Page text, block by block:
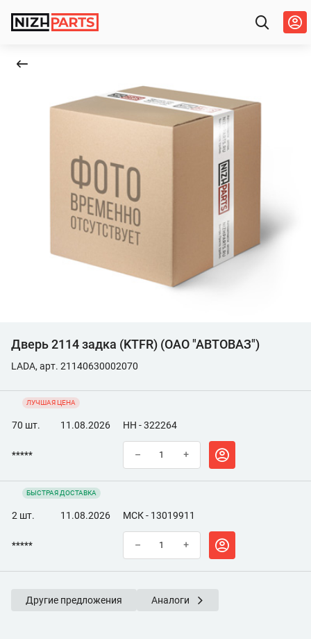
Дверь 2114 задка (KTFR) (ОАО "АВТОВАЗ")
LADA, арт. 21140630002070
ЛУЧШАЯ ЦЕНА
70 шт. 11.08.2026 НН - 322264
***** – +
БЫСТРАЯ ДОСТАВКА
2 шт. 11.08.2026 МСК - 13019911
***** – +
Другие предложения Аналоги